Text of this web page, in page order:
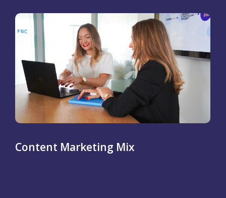
Content Marketing Mix